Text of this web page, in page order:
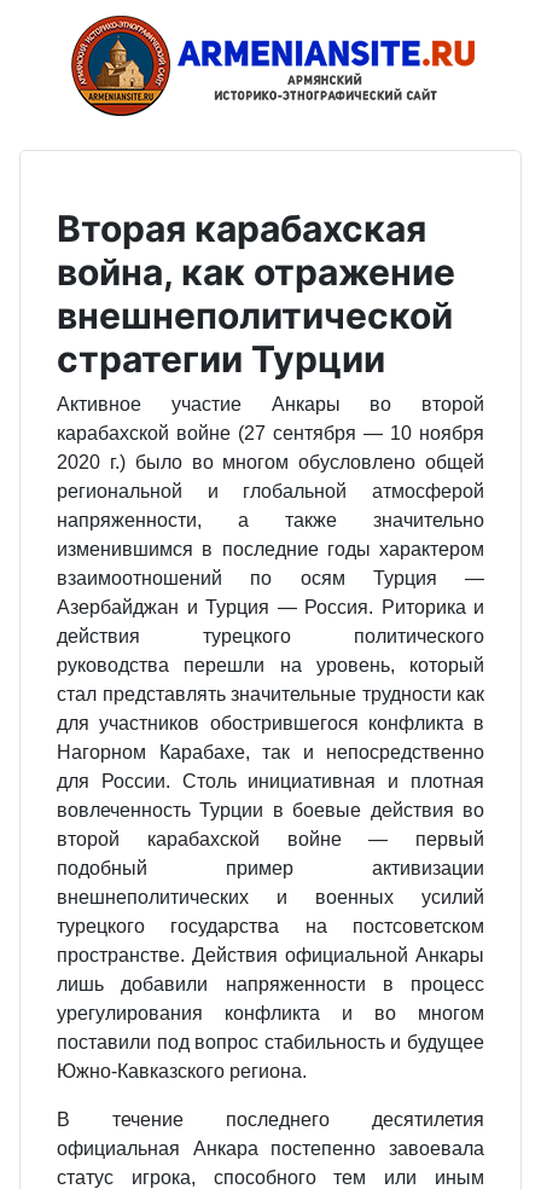
Вторая карабахская
война, как отражение
внешнеполитической
стратегии Турции
Активное участие Анкары во второй
карабахской войне (27 сентября — 10 но­ября
2020 г.) было во многом обусловлено общей
региональной и глобаль­ной атмосферой
напряженности, а также значительно
изменившимся в по­следние годы характером
взаимоотношений по осям Турция —
Азербайджан и Турция — Россия. Риторика и
действия турецкого политического
руководства перешли на уровень, который
стал представлять значительные трудности как
для участников обострившегося конфликта в
Нагорном Карабахе, так и непо­средственно
для России. Столь инициативная и плотная
вовлеченность Турции в боевые действия во
второй карабахской войне — первый
подобный пример активизации
внешнеполитических и военных усилий
турецкого государства на постсоветском
пространстве. Действия официальной Анкары
лишь добавили напряженности в процесс
урегулирования конфликта и во многом
поставили под вопрос стабильность и будущее
Южно-Кавказского региона.
В течение последнего десятилетия
официальная Анкара постепенно завое­вала
статус игрока, способного тем или иным